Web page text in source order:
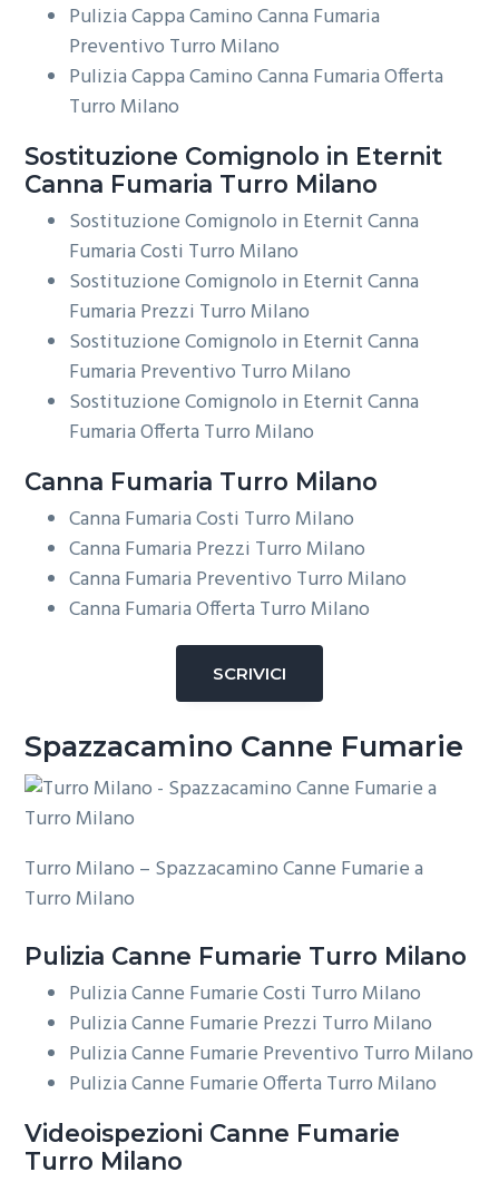
Pulizia Cappa Camino Canna Fumaria
Preventivo Turro Milano
Pulizia Cappa Camino Canna Fumaria Offerta
Turro Milano
Sostituzione Comignolo in Eternit
Canna Fumaria Turro Milano
Sostituzione Comignolo in Eternit Canna
Fumaria Costi Turro Milano
Sostituzione Comignolo in Eternit Canna
Fumaria Prezzi Turro Milano
Sostituzione Comignolo in Eternit Canna
Fumaria Preventivo Turro Milano
Sostituzione Comignolo in Eternit Canna
Fumaria Offerta Turro Milano
Canna Fumaria Turro Milano
Canna Fumaria Costi Turro Milano
Canna Fumaria Prezzi Turro Milano
Canna Fumaria Preventivo Turro Milano
Canna Fumaria Offerta Turro Milano
SCRIVICI
Spazzacamino Canne Fumarie
Turro Milano – Spazzacamino Canne Fumarie a
Turro Milano
Pulizia Canne Fumarie Turro Milano
Pulizia Canne Fumarie Costi Turro Milano
Pulizia Canne Fumarie Prezzi Turro Milano
Pulizia Canne Fumarie Preventivo Turro Milano
Pulizia Canne Fumarie Offerta Turro Milano
Videoispezioni Canne Fumarie
Turro Milano